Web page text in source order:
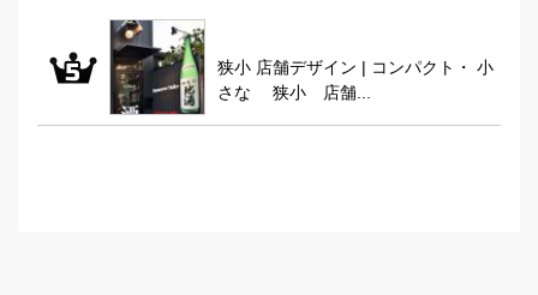
狭小 店舗デザイン | コンパクト・ 小
さな 狭小 店舗...